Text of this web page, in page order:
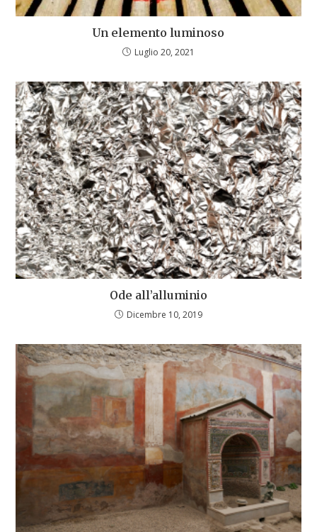
Un elemento luminoso
Luglio 20, 2021
Ode all’alluminio
Dicembre 10, 2019